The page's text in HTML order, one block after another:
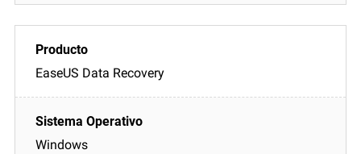
EaseUS Data Recovery
Windows